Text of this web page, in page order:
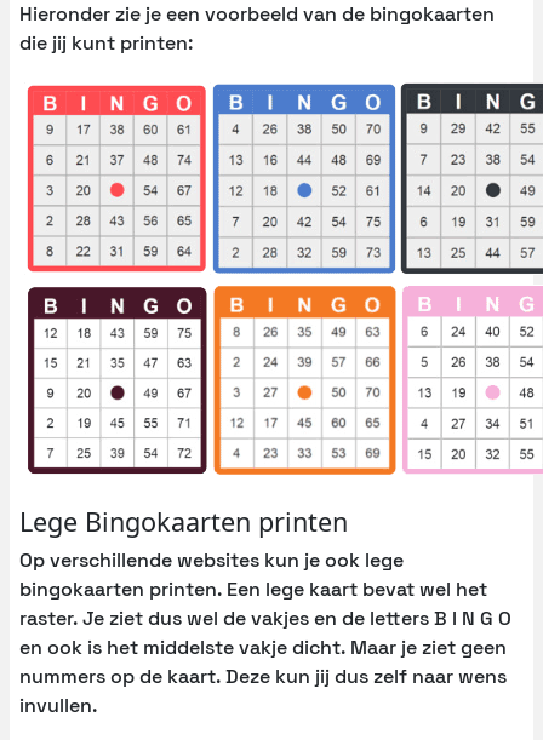
Hieronder zie je een voorbeeld van de bingokaarten
die jij kunt printen:
Lege Bingokaarten printen
Op verschillende websites kun je ook lege
bingokaarten printen. Een lege kaart bevat wel het
raster. Je ziet dus wel de vakjes en de letters B I N G O
en ook is het middelste vakje dicht. Maar je ziet geen
nummers op de kaart. Deze kun jij dus zelf naar wens
invullen.